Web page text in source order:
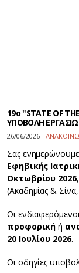
19ο "STATE OF
ΥΠΟΒΟΛΗ
26/06/2026 -
Σας ενημερώνουμε
Εφηβικής
Οκτωβρίου 2026
(Ακαδημίας &
Οι
προφορική ή
20 Ιουλίου 2026.
Οι οδηγίες